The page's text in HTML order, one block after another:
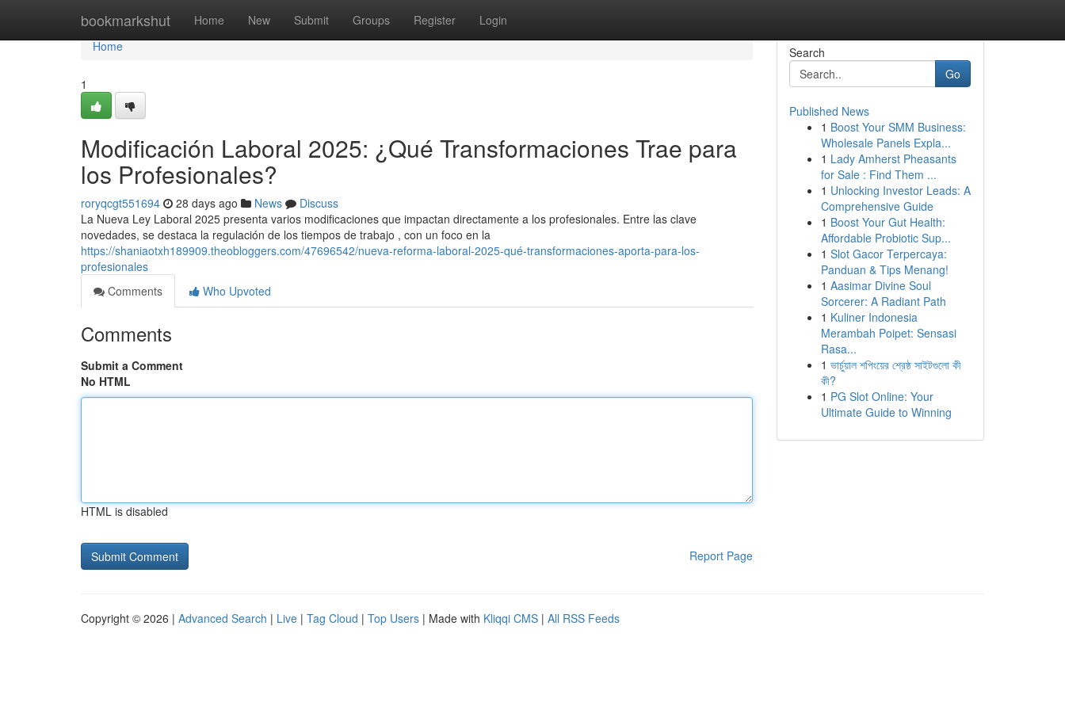
bookmarkshut Home New Submit Groups Register Login
Home
Home
1
Modificación Laboral 2025: ¿Qué Transformaciones Trae para
los Profesionales?
roryqcgt551694 28 days ago News
Discuss
La Nueva Ley Laboral 2025 presenta varios modificaciones que impactan directamente a los profesionales. Entre las clave
novedades, se destaca la regulación de los tiempos de trabajo , con un foco en la
https://shaniaotxh189909.theobloggers.com/47696542/nueva-reforma-laboral-2025-qué-transformaciones-aporta-para-los-
profesionales
Comments
Who Upvoted
Comments
Submit a Comment
No HTML
HTML is disabled
Report Page
Search
Go
Published News
1 Boost Your SMM Business:
Wholesale Panels Expla...
1 Lady Amherst Pheasants
for Sale : Find Them ...
1 Unlocking Investor Leads: A
Comprehensive Guide
1 Boost Your Gut Health:
Affordable Probiotic Sup...
1 Slot Gacor Terpercaya:
Panduan & Tips Menang!
1 Aasimar Divine Soul
Sorcerer: A Radiant Path
1 Kuliner Indonesia
Merambah Poipet: Sensasi
Rasa...
1 ভার্চুয়াল শপিংয়ের শ্রেষ্ঠ সাইটগুলো কী
কী?
1 PG Slot Online: Your
Ultimate Guide to Winning
Copyright © 2026 | Advanced Search | Live | Tag Cloud | Top Users | Made with Kliqqi CMS | All RSS Feeds